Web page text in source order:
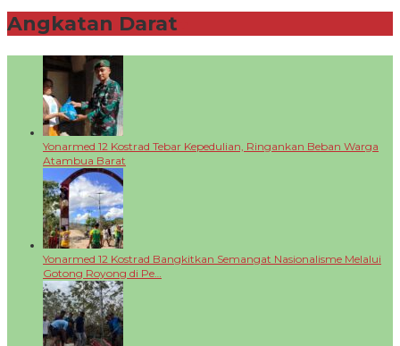
Angkatan Darat
Yonarmed 12 Kostrad Tebar Kepedulian, Ringankan Beban Warga
Atambua Barat
Yonarmed 12 Kostrad Bangkitkan Semangat Nasionalisme Melalui
Gotong Royong di Pe…